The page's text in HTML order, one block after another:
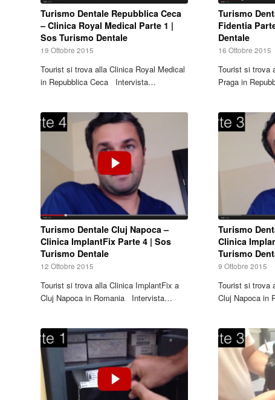
Turismo Dentale Repubblica Ceca
– Clinica Royal Medical Parte 1 |
Sos Turismo Dentale
19 Ottobre 2015
Tourist si trova alla Clinica Royal Medical
in Repubblica Ceca Intervista…
Turismo
Fidentia
Dentale
16 Ottobre 2015
Tourist si trova
Praga in
Turismo Dentale Cluj Napoca –
Clinica ImplantFix Parte 4 | Sos
Turismo Dentale
12 Ottobre 2015
Tourist si trova alla Clinica ImplantFix a
Cluj Napoca in Romania Intervista…
Turismo
Clinica
Turismo
9 Ottobre 2015
Tourist si trova
Cluj Napoca